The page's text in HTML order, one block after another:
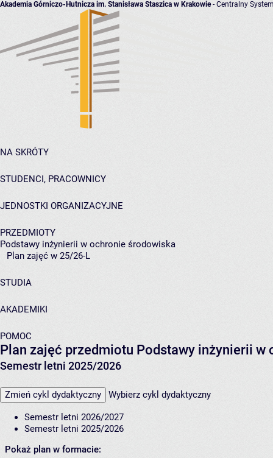
Akademia Górniczo-Hutnicza im. Stanisława Staszica w Krakowie- Centralny
NA SKRÓTY
STUDENCI, PRACOWNICY
JEDNOSTKI ORGANIZACYJNE
PRZEDMIOTY
Podstawy inżynierii w ochronie środowiska
Plan zajęć w 25/26-L
STUDIA
AKADEMIKI
POMOC
Plan zajęć przedmiotu Podstawy inżynierii
Semestr letni 2025/2026
Zmień cykl dydaktyczny Wybierz cykl dydaktyczny
Semestr letni 2026/2027
Semestr letni 2025/2026
Pokaż plan w formacie: